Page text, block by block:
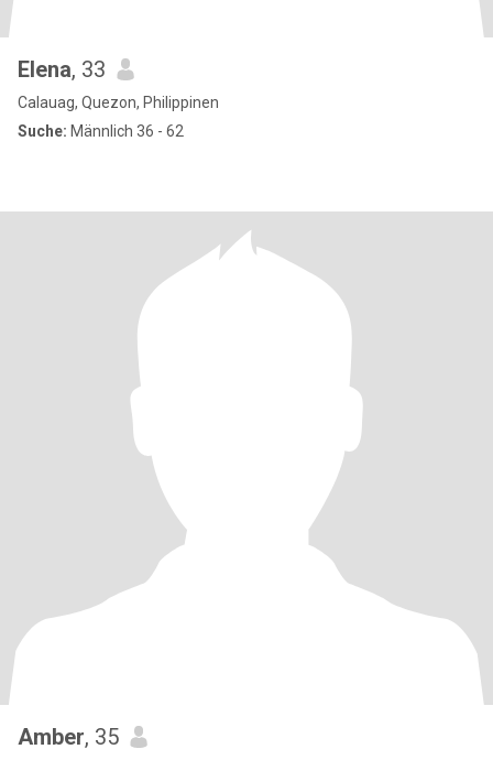
Elena, 33
Calauag, Quezon, Philippinen
Suche: Männlich 36 - 62
Amber, 35